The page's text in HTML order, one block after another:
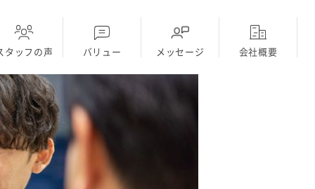
ディーラー
採用Topに戻る
タッフの声 バリュー メッセージ 会社概要